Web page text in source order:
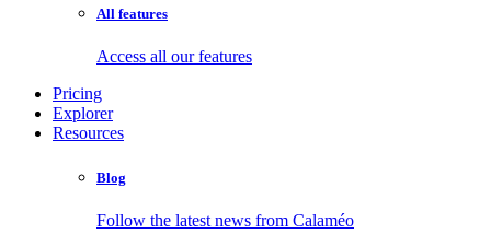
All features
Access all our features
Pricing
Explorer
Resources
Blog
Follow the latest news from Calaméo